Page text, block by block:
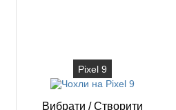
Pixel 9
Вибрати /Створити